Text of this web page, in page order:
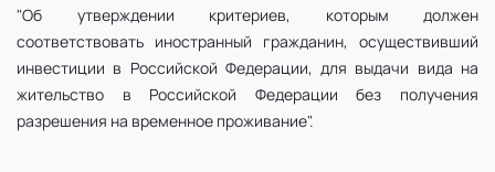
"Об утверждении критериев, которым должен
соответствовать иностранный гражданин, осуществивший
инвестиции в Российской Федерации, для выдачи вида на
жительство в Российской Федерации без получения
разрешения на временное проживание".